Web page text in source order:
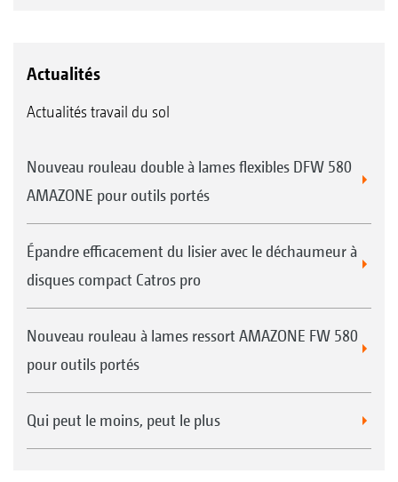
Actualités
Actualités travail du sol
Nouveau rouleau double à lames flexibles DFW 580
AMAZONE pour outils portés
Épandre efficacement du lisier avec le déchaumeur à
disques compact Catros pro
Nouveau rouleau à lames ressort AMAZONE FW 580
pour outils portés
Qui peut le moins, peut le plus